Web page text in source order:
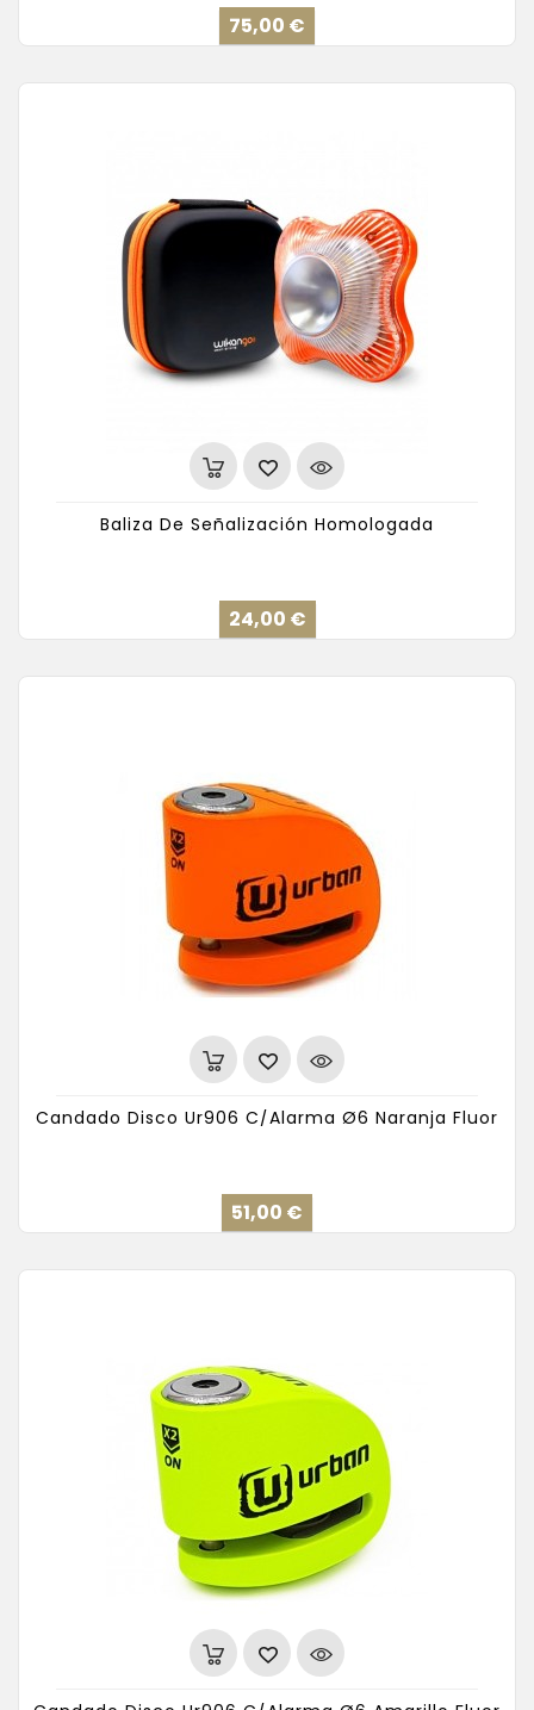
75,00 €
Baliza De Señalización Homologada
24,00 €
Candado Disco Ur906 C/Alarma Ø6 Naranja Fluor
51,00 €